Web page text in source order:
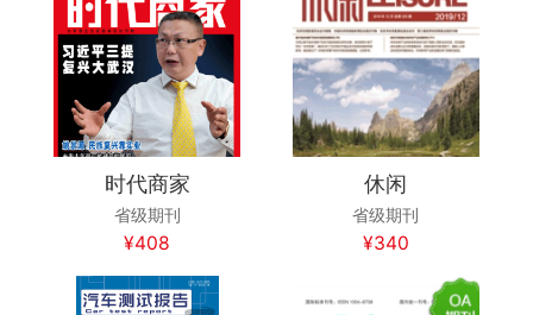
时代商家
省级期刊
¥408
休闲
省级期刊
¥340